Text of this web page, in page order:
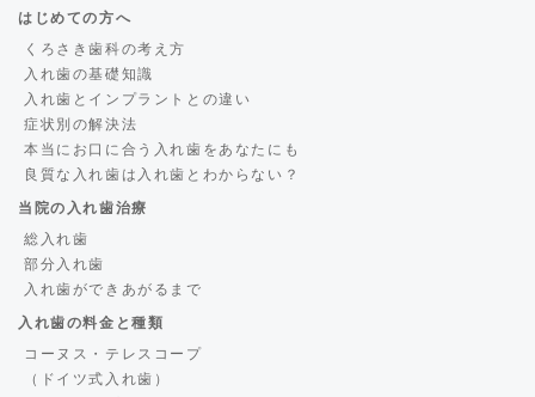
はじめての方へ
くろさき歯科の考え方
入れ歯の基礎知識
入れ歯とインプラントとの違い
症状別の解決法
本当にお口に合う入れ歯をあなたにも
良質な入れ歯は入れ歯とわからない？
当院の入れ歯治療
総入れ歯
部分入れ歯
入れ歯ができあがるまで
入れ歯の料金と種類
コーヌス・テレスコープ
（ドイツ式入れ歯）